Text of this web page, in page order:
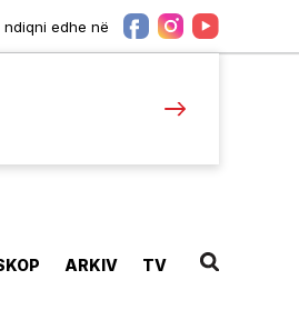
ndiqni edhe në
ARKIV TV